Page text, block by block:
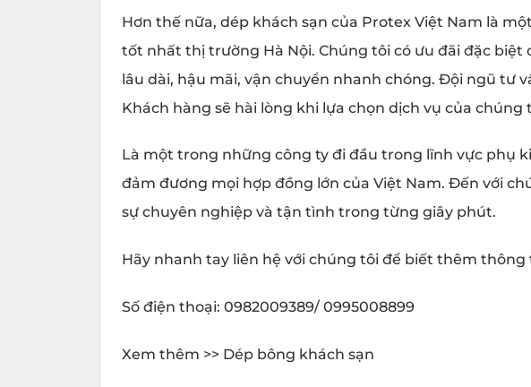
Hơn thế nữa, dép khách sạn của Protex Việt Nam là
tốt nhất thị trường Hà Nội. Chúng tôi có ưu đãi đặc
lâu dài, hậu mãi, vận chuyển nhanh chóng. Đội ngũ tư
Khách hàng sẽ hài lòng khi lựa chọn dịch vụ của chúng
Là một trong những công ty đi đầu trong lĩnh vực phụ
đảm đương mọi hợp đồng lớn của Việt Nam. Đến với
sự chuyên nghiệp và tận tình trong từng giây phút.
Hãy nhanh tay liên hệ với chúng tôi để biết thêm thông
Số điện thoại: 0982009389/ 0995008899
Xem thêm >> Dép bông khách sạn